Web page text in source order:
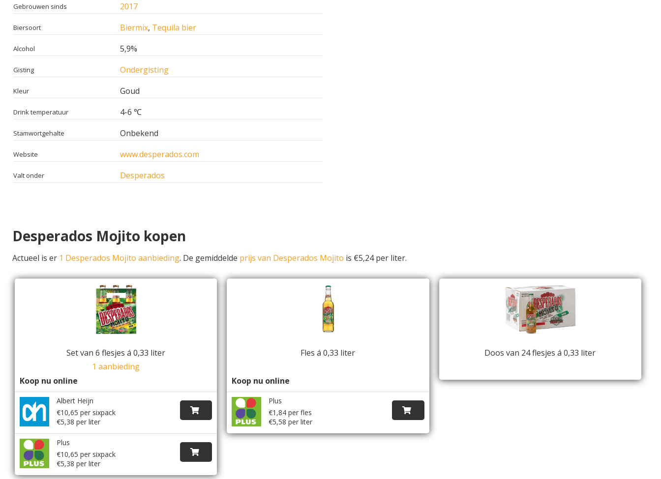
Gebrouwen sinds 2017
Biersoort Biermix, Tequila bier
Alcohol 5,9%
Gisting Ondergisting
Kleur Goud
Drink temperatuur 4-6 ℃
Stamwortgehalte Onbekend
Website www.desperados.com
Valt onder Desperados
Desperados Mojito kopen
Actueel is er 1 Desperados Mojito aanbieding. De gemiddelde prijs van Desperados Mojito is €5,24 per liter.
Set van 6 flesjes á 0,33 liter
1 aanbieding
Koop nu online
Albert Heijn
€10,65 per sixpack
€5,38 per liter
Plus
€10,65 per sixpack
€5,38 per liter
Fles á 0,33 liter
Koop nu online
Plus
€1,84 per fles
€5,58 per liter
Doos van 24 flesjes á 0,33 liter